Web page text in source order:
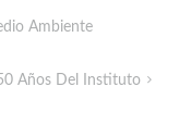
Ambiente
Años Del Instituto